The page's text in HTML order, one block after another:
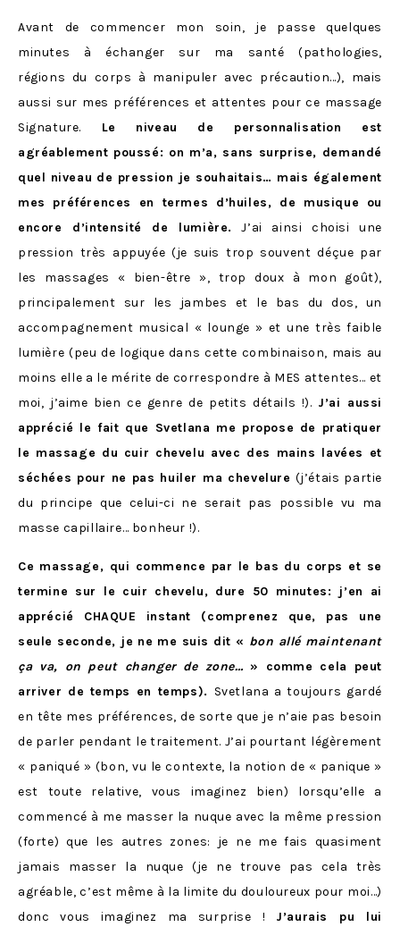
Avant de commencer mon soin, je passe quelques
minutes à échanger sur ma santé (pathologies,
régions du corps à manipuler avec précaution…), mais
aussi sur mes préférences et attentes pour ce massage
Signature. Le niveau de personnalisation est
agréablement poussé: on m’a, sans surprise, demandé
quel niveau de pression je souhaitais… mais également
mes préférences en termes d’huiles, de musique ou
encore d’intensité de lumière.
J’ai ainsi choisi une
pression très appuyée (je suis trop souvent déçue par
les massages « bien-être », trop doux à mon goût),
principalement sur les jambes et le bas du dos, un
accompagnement musical « lounge » et une très faible
lumière (peu de logique dans cette combinaison, mais au
moins elle a le mérite de correspondre à MES attentes… et
moi, j’aime bien ce genre de petits détails !). J’ai aussi
apprécié le fait que Svetlana me propose de pratiquer
le massage du cuir chevelu avec des mains lavées et
séchées pour ne pas huiler ma chevelure (j’étais partie
du principe que celui-ci ne serait pas possible vu ma
masse capillaire… bonheur !).
Ce massage, qui commence par le bas du corps et se
termine sur le cuir chevelu, dure 50 minutes: j’en ai
apprécié
CHAQUE instant (comprenez que, pas une
seule seconde, je ne me suis dit « bon allé maintenant
ça va, on peut changer de zone… » comme cela peut
arriver de temps en temps). Svetlana a toujours gardé
en tête mes préférences, de sorte que je n’aie pas besoin
de parler pendant le traitement. J’ai pourtant légèrement
« paniqué » (bon, vu le contexte, la notion de « panique »
est toute relative, vous imaginez bien) lorsqu’elle a
commencé à me masser la nuque avec la même pression
(forte) que les autres zones: je ne me fais quasiment
jamais masser la nuque (je ne trouve pas cela très
agréable, c’est même à la limite du douloureux pour moi…)
donc vous imaginez ma surprise ! J’aurais pu lui